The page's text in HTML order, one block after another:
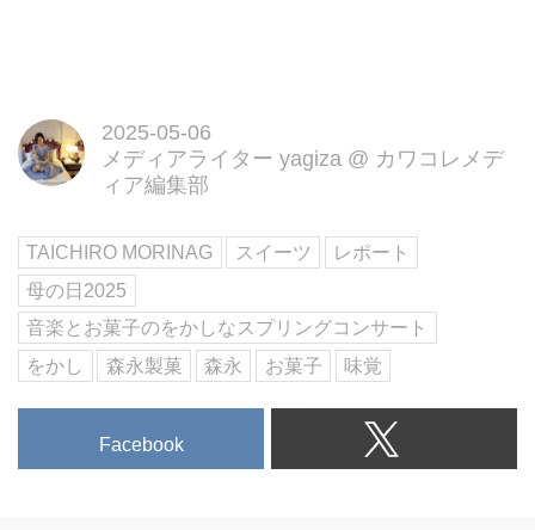
2025-05-06
メディアライター yagiza @ カワコレメデ
ィア編集部
TAICHIRO MORINAG スイーツ
レポート
母の日2025
音楽とお菓子のをかしなスプリングコンサート
をかし
森永製菓 森永 お菓子 味覚
Facebook